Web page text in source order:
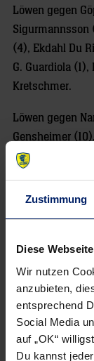
Zustimmung
Diese
Wir nutzen
anzubieten,
entsprechend
Social Media
auf „OK“
Du kannst
Löwen gegen
Sigurmannsson
(4), Ekdahl Du
G. Guardiola
Kretschmer.
Löwen gegen
Gensheimer
(2), Schmitt (2),
NEWSLETTER
Wenn du per
informiert
Newsletterhier